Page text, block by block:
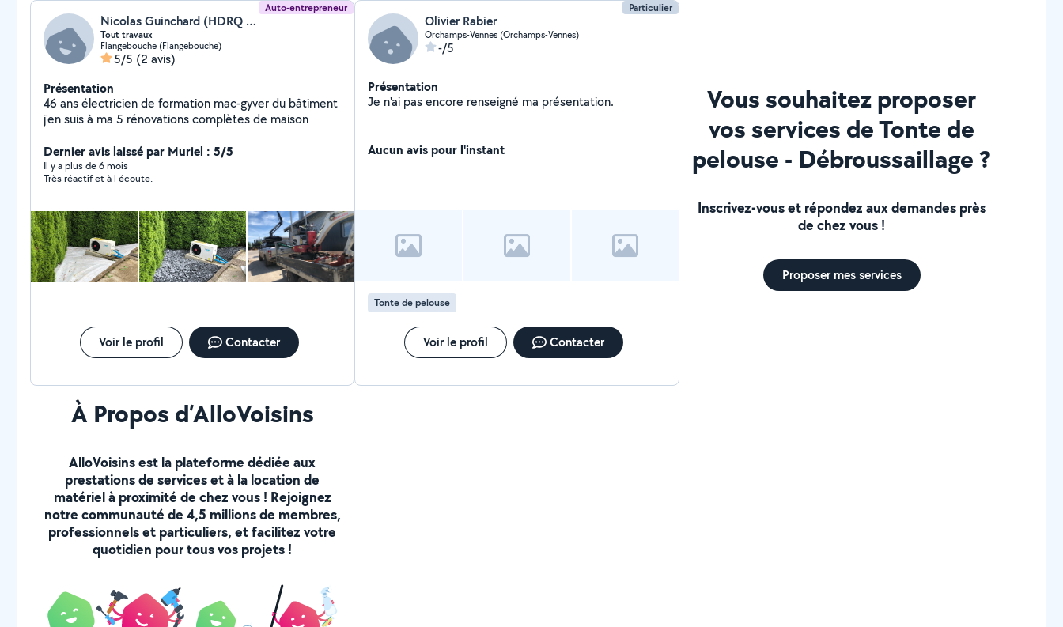
Auto-entrepreneur
Nicolas Guinchard (HDRQ petit travaux)
Tout travaux
Flangebouche (Flangebouche)
5/5 (2 avis)
Présentation
46 ans électricien de formation mac-gyver du bâtiment
j'en suis à ma 5 rénovations complètes de maison
Dernier avis laissé par Muriel : 5/5
Il y a plus de 6 mois
Très réactif et à l écoute.
Voir le profil Contacter
Particulier
Olivier Rabier
Orchamps-Vennes (Orchamps-Vennes)
-/5
Présentation
Je n'ai pas encore renseigné ma présentation.
Aucun avis pour l'instant
Tonte de pelouse
Voir le profil Contacter
Vous souhaitez proposer
vos services de Tonte de
pelouse - Débroussaillage ?
Inscrivez-vous et répondez aux demandes près
de chez vous !
Proposer mes services
À Propos d’AlloVoisins
AlloVoisins est la plateforme dédiée aux
prestations de services et à la location de
matériel à proximité de chez vous ! Rejoignez
notre communauté de 4,5 millions de membres,
professionnels et particuliers, et facilitez votre
quotidien pour tous vos projets !